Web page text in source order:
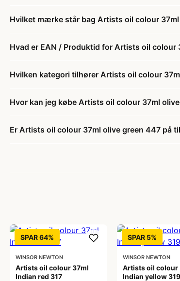
Hvilket mærke står bag Artists oil colour
Hvad er EAN / Produktid for Artists oil colour
Hvilken kategori tilhører Artists oil colour
Hvor kan jeg købe Artists oil colour 37ml
Er Artists oil colour 37ml olive green 447 på
SPAR 64%
WINSOR NEWTON
Artists oil colour 37ml
Indian red 317
SPAR 5%
WINSOR NEWTON
Artists oil colour
Indian yellow 319